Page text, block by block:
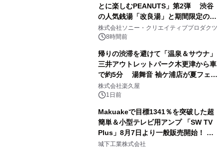
とに楽しむPEANUTS」第2弾 渋谷
の人気銭湯「改良湯」と期間限定のコ
ラボレーション サウナイキタイコラ
ボグッズも発売決定！
株式会社ソニー・クリエイティブプロダクツ
8時間前
帰りの渋滞を避けて「温泉＆サウナ」
三井アウトレットパーク木更津から車
で約5分 湯舞音 袖ケ浦店が夏フェア
メニューを提供
株式会社楽久屋
1日前
Makuakeで目標1341％を突破した超
簡単＆小型テレビ用アンプ 「SW TV
Plus」8月7日より一般販売開始！ ケ
ーブル1本つなぐだけ、テレビの音が
城下工業株式会社